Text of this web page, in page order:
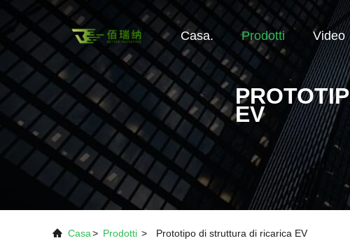
Casa. Prodotti Video
EV
Casa> Prodotti > Prototipo di struttura di ricarica EV